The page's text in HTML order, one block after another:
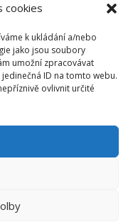
cookies
k ukládání a/nebo
jako jsou soubory
umožní zpracovávat
ID na tomto webu.
ovlivnit určité
ÚDAJI